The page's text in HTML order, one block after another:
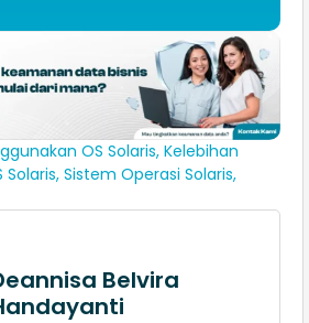
OS Solaris, Kelebihan
, Sistem Operasi Solaris,
Belvira